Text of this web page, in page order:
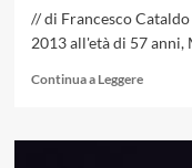
// di Francesco
2013 all'età di 57
Continua a LeggereLeggi
su